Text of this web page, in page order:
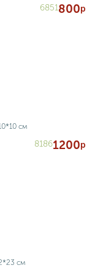
6851800р
см
81861200р
см